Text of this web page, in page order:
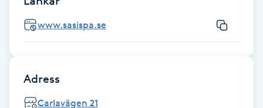
Hårborttagning
Hårbottenbehandling
Hårförlängning
Hårvård
www.sasispa.se
Adress
Carlavägen 21